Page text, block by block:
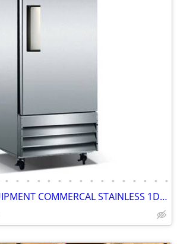
• • • • • • • • • • • • • • • •
RESTAURANT EQUIPMENT COMMERCAL STAINLESS 1DOOR REACH IN FREEZER